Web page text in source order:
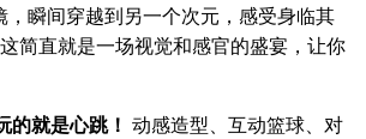
瞬间穿越到另一个次元，感受身临其
简直就是一场视觉和感官的盛宴，让你
的就是心跳！ 动感造型、互动篮球、对